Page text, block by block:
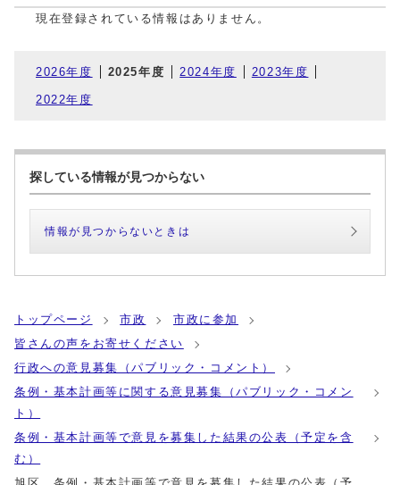
現在登録されている情報はありません。
2026年度 2025年度 2024年度 2023年度
2022年度
探している情報が見つからない
情報が見つからないときは
トップページ 市政
市政に参加
皆さんの声をお寄せください
行政への意見募集（パブリック・コメント）
条例・基本計画等に関する意見募集（パブリック・コメン
ト）
条例・基本計画等で意見を募集した結果の公表（予定を含
む）